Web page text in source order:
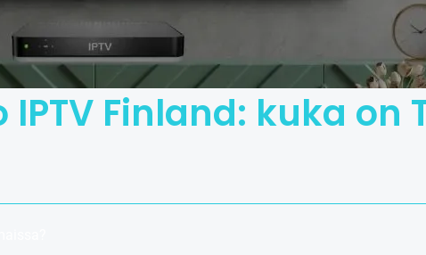
IPTV Finland: kuka on